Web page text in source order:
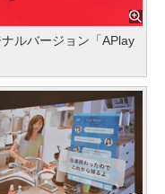
ルバージョン「APlay